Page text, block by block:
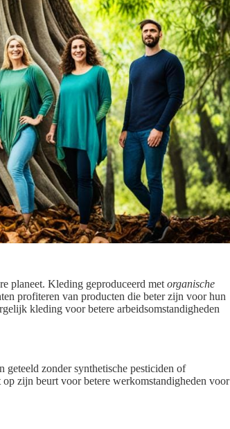
planeet. Kleding geproduceerd met organische
profiteren van producten die beter zijn voor hun
kleding voor betere arbeidsomstandigheden
geteeld zonder synthetische pesticiden of
zijn beurt voor betere werkomstandigheden voor